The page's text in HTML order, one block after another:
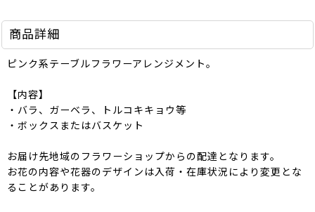
商品詳細
ピンク系テーブルフラワーアレンジメント。
【内容】
・バラ、ガーベラ、トルコキキョウ等
・ボックスまたはバスケット
お届け先地域のフラワーショップからの配達となります。
お花の内容や花器のデザインは入荷・在庫状況により変更とな
ることがあります。